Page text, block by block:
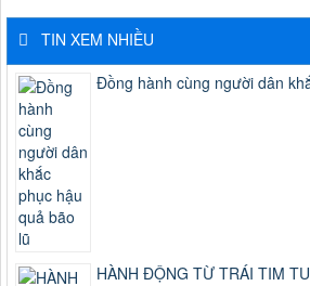
TIN XEM NHIỀU
Đồng hành cùng người dân
HÀNH ĐỘNG TỪ TRÁI TIM